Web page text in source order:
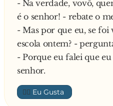
quando peguei minha
cara. Ela se assustou
traga duas cervejinhas
geladeira e vi que só
"MÃE, SÓ TEM UMA!"
- Na verdade, vovô,
é o senhor! - rebate o
- Mas por que eu, se foi
escola ontem? -
- Porque eu falei que
senhor.
👍🏼